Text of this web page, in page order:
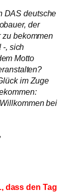
DAS deutsche
der
bekommen
-, sich
Motto
im Zuge
bei
dass den Tag